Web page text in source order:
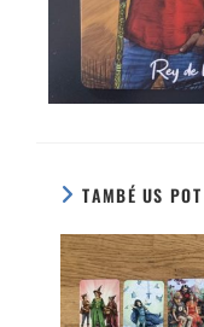
TAMBÉ US